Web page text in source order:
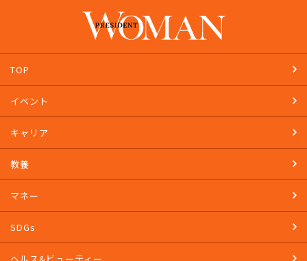
TOP
イベント
キャリア
教養
マネー
SDGs